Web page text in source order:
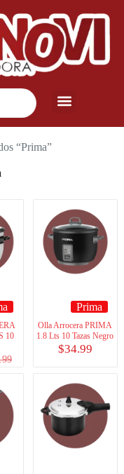
“Prima”
10
Prima
Olla Arrocera PRIMA
1.8 Lts 10 Tazas Negro
$34.99